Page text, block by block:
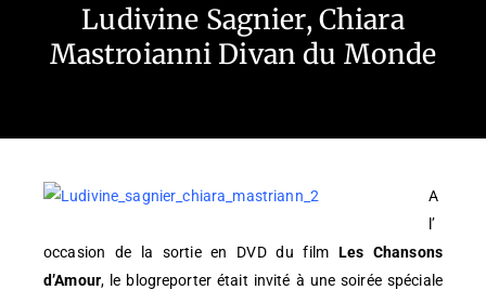
Ludivine Sagnier, Chiara
Mastroianni Divan du Monde
A
l’
occasion de la sortie en DVD du film Les Chansons
d’Amour, le blogreporter était invité à une soirée spéciale